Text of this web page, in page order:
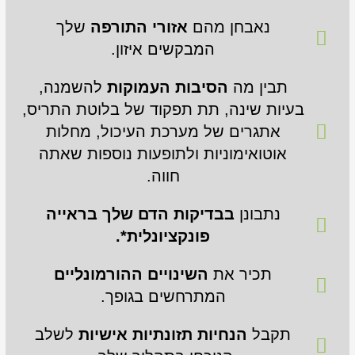
נאבחן מהם אזורי התורפה שלך
המבקשים איזון.
תבין מה הסיבות העמוקות להשמנה,
בעיות שינה, תת תפקוד של בלוטת התריס,
אתגרים של מערכת העיכול, מחלות
אוטואימוניות ולתופעות נוספות שאתה
חווה.
נתבונן בבדיקות הדם שלך בראייה
פונקציונלית*.
תכיר את השינויים ההורמונליים
המתרחשים בגופך.
תקבל הנחיות תזונתיות אישיות לשלב